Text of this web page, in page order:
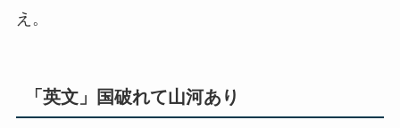
え。
「英文」国破れて山河あり